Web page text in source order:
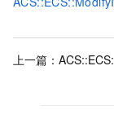
上一篇：